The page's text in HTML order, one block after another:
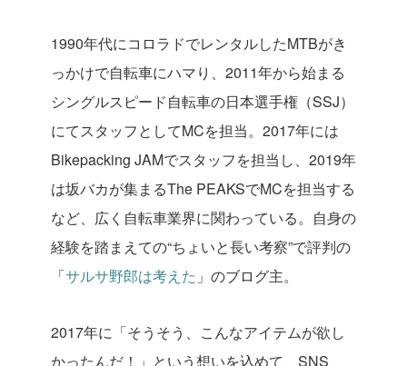
1990年代にコロラドでレンタルしたMTBがき
っかけで自転車にハマり、2011年から始まる
シングルスピード自転車の日本選手権（SSJ）
にてスタッフとしてMCを担当。2017年には
Bikepacking JAMでスタッフを担当し、2019年
は坂バカが集まるThe PEAKSでMCを担当する
など、広く自転車業界に関わっている。自身の
経験を踏まえての“ちょいと長い考察”で評判の
「サルサ野郎は考えた 」のブログ主。
2017年に「そうそう、こんなアイテムが欲し
かったんだ！」という想いを込めて、SNS、